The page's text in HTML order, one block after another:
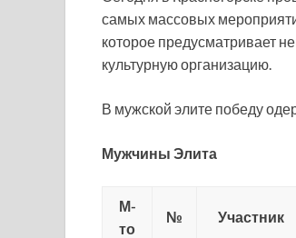
самых массовых
которое предусматривает
культурную организацию.
В мужской элите победу
Мужчины Элита
М-
то
№ Участник